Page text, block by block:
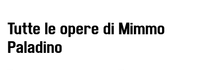
Speciali
EN
Tutte le opere di Mimmo
Paladino